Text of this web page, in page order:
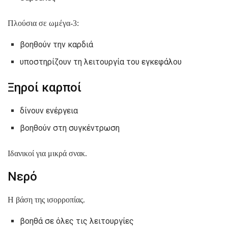
Πλούσια σε ωμέγα-3:
βοηθούν την καρδιά
υποστηρίζουν τη λειτουργία του εγκεφάλου
Ξηροί καρποί
δίνουν ενέργεια
βοηθούν στη συγκέντρωση
Ιδανικοί για μικρά σνακ.
Νερό
Η βάση της ισορροπίας.
βοηθά σε όλες τις λειτουργίες